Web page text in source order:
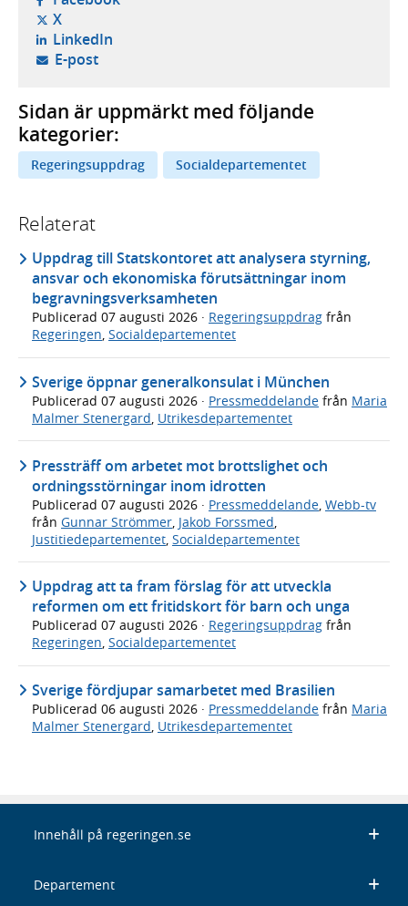
X- öppnas i ny flik, extern webbplats,
LinkedIn- öppnas i ny flik, extern webbplats,
E-post- öppnar din e-postklient,
Sidan är uppmärkt med följande
kategorier:
Regeringsuppdrag Socialdepartementet
Relaterat
Uppdrag till Statskontoret att analysera styrning,
ansvar och ekonomiska förutsättningar inom
begravningsverksamheten
Publicerad 07 augusti 2026 · Regeringsuppdrag från
Regeringen, Socialdepartementet
Sverige öppnar generalkonsulat i München
Publicerad 07 augusti 2026 · Pressmeddelande från Maria
Malmer Stenergard, Utrikesdepartementet
Pressträff om arbetet mot brottslighet och
ordningsstörningar inom idrotten
Publicerad 07 augusti 2026 · Pressmeddelande Webb-tv
från Gunnar Strömmer Jakob Forssmed
Justitiedepartementet Socialdepartementet
Uppdrag att ta fram förslag för att utveckla
reformen om ett fritidskort för barn och unga
Publicerad 07 augusti 2026 · Regeringsuppdrag från
Regeringen, Socialdepartementet
Sverige fördjupar samarbetet med Brasilien
Publicerad 06 augusti 2026 · Pressmeddelande från Maria
Malmer Stenergard, Utrikesdepartementet
Innehåll på regeringen.se
Departement